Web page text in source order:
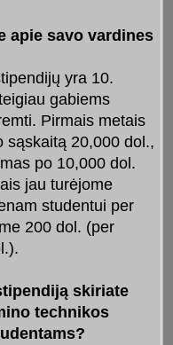
apie savo vardines
yra 10.
gabiems
Pirmais metais
sąskaitą 20,000 dol.,
po 10,000 dol.
jau turėjome
studentui per
200 dol. (per
skiriate
technikos